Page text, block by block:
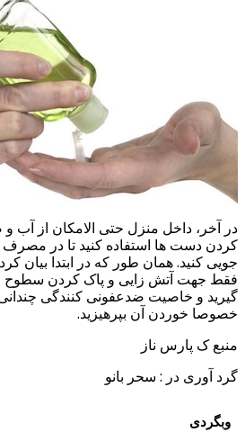
در آخر، داخل منزل حتی الامکان از آب
کردن دست ها استفاده کنید تا در
جویی کنید. همان طور که در ابتدا بیان
فقط جهت آتش زایی و پاک کردن سطوح
گیرید و خاصیت ضدعفونی کنندگی چندانی
خصوصا خوردن آن بپرهیزید.
منبع ک پارس ناز
گرد آوری در : سحر بانو
وبگردی